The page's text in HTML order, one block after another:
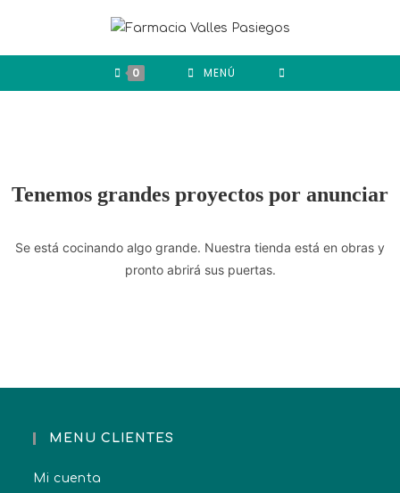
0 MENÚ
Tenemos grandes proyectos por anunciar
Se está cocinando algo grande. Nuestra tienda está en obras y
pronto abrirá sus puertas.
MENU CLIENTES
Mi cuenta